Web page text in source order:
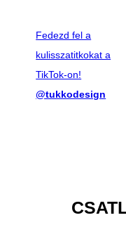
Fedezd fel a
kulisszatitkokat a
TikTok-on!
@tukkodesign